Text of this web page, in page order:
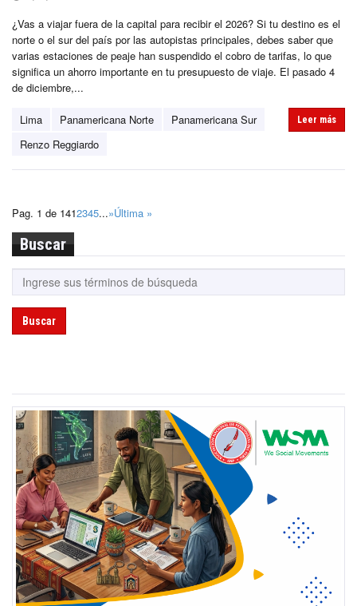
¿Vas a viajar fuera de la capital para recibir el 2026? Si tu destino es el
norte o el sur del país por las autopistas principales, debes saber que
varias estaciones de peaje han suspendido el cobro de tarifas, lo que
significa un ahorro importante en tu presupuesto de viaje. El pasado 4
de diciembre,...
Lima Panamericana Norte
Panamericana Sur
Renzo Reggiardo
Leer más
Pag. 1 de 1412345...»Última »
Buscar
Buscar